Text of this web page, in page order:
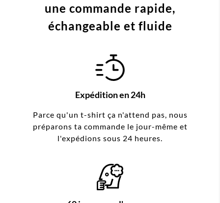
une commande rapide,
échangeable et fluide
Expédition en 24h
Parce qu'un t-shirt ça n'attend pas, nous
préparons ta commande le jour-même et
l'expédions sous 24 heures.